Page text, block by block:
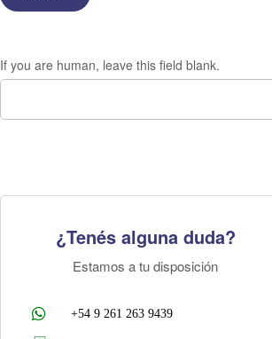
If you are human, leave this field blank.
¿Tenés alguna duda?
Estamos a tu disposición
+54 9 261 263 9439